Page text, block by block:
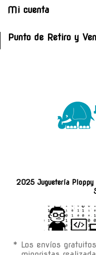
Mi cuenta
Punto de Retiro y
2025 Juguetería Ploppy
* Los envíos